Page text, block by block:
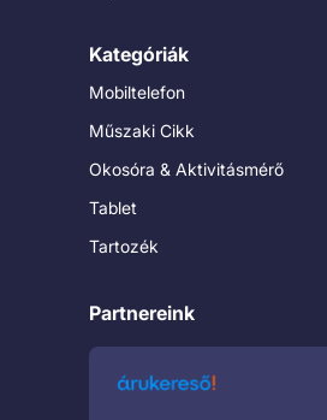
Kategóriák
Mobiltelefon
Műszaki Cikk
Okosóra & Aktivitásmérő
Tablet
Tartozék
Partnereink